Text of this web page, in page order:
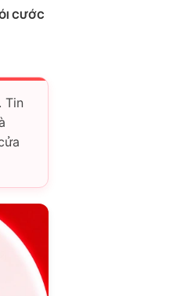
CƯỚC
Tin